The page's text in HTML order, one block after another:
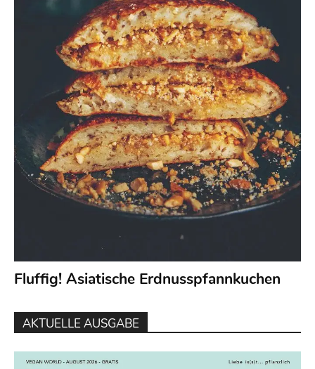
Fluffig! Asiatische Erdnusspfannkuchen
AKTUELLE AUSGABE